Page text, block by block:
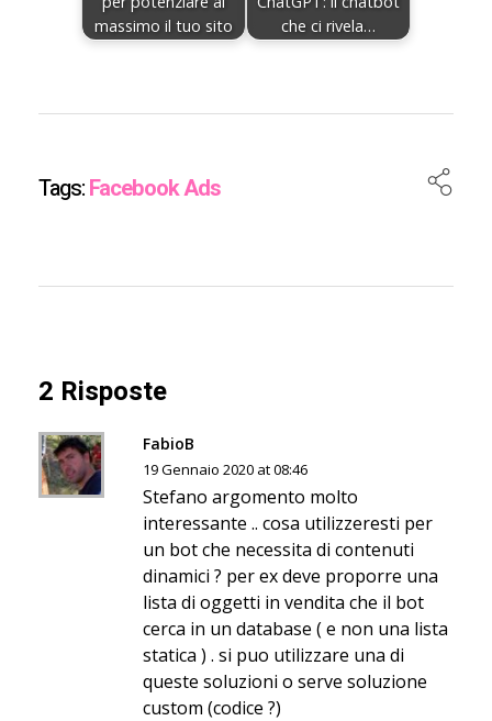
massimo il tuo sito
che ci rivela…
Tags:Facebook Ads
2 Risposte
FabioB
19 Gennaio 2020 at 08:46
Stefano argomento molto
interessante .. cosa utilizzeresti per
un bot che necessita di contenuti
dinamici ? per ex deve proporre una
lista di oggetti in vendita che il bot
cerca in un database ( e non una lista
statica ) . si puo utilizzare una di
queste soluzioni o serve soluzione
custom (codice ?)